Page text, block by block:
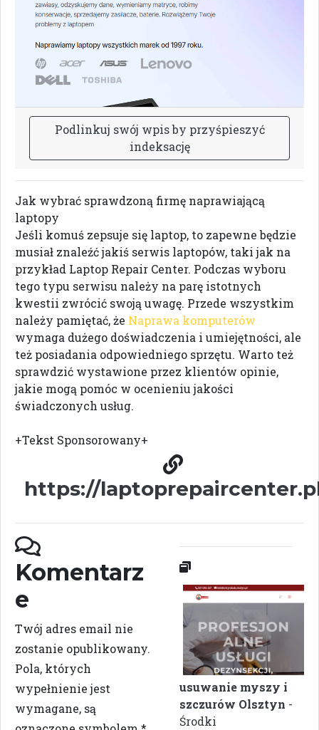
Podlinkuj swój wpisby przyśpieszyć
indeksację
Jak wybrać sprawdzoną firmę naprawiającą
laptopy
Jeśli komuś zepsuje się laptop, to zapewne będzie
musiał znaleźć jakiś serwis laptopów, taki jak na
przykład Laptop Repair Center. Podczas wyboru
tego typu serwisu należy na parę istotnych
kwestii zwrócić swoją uwagę. Przede wszystkim
należy pamiętać, że Naprawa komputerów
wymaga dużego doświadczenia i umiejętności, ale
też posiadania odpowiedniego sprzętu. Warto też
sprawdzić wystawione przez klientów opinie,
jakie mogą pomóc w ocenieniu jakości
świadczonych usług.
+Tekst Sponsorowany+
https://
Komentarz
e
Twój adres email nie
zostanie opublikowany.
Pola, których
wypełnienie jest
wymagane, są
usuwanie myszy i
szczurów Olsztyn -
Środki